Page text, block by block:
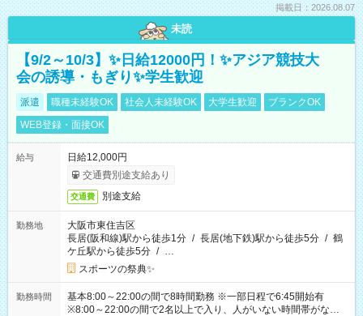
掲載日：2026.08.07
未読
【9/2～10/3】✨日給12000円！✨アジア競技大
会の誘導・もぎり✨学生歓迎
派遣 職種未経験OK 社会人未経験OK 大学生歓迎
ブランクOK
WEB登録・面接OK
給与
日給12,000円
交通費別途支給あり
交通費 別途支給
勤務地
大阪市東住吉区
長居(阪和線)駅から徒歩1分 / 長居(地下鉄)駅から徒歩5分 / 鶴
ケ丘駅から徒歩5分 / …
スポーツの祭典✨
勤務時間
基本8:00～22:00の間で8時間勤務 ※一部日程で6:45開始有
※8:00～22:00の間で2名以上で入り、人がいない時間帯がない